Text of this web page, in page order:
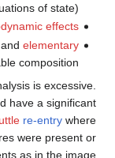
of state)
effects
and elementary
composition.
is excessive.
have a significant
re-entry where
were present or
as in the image